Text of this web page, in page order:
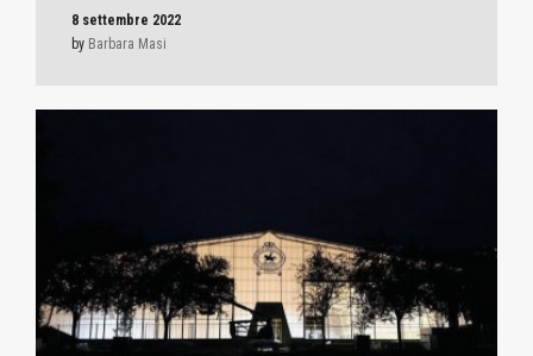
8 settembre 2022
by Barbara Masi